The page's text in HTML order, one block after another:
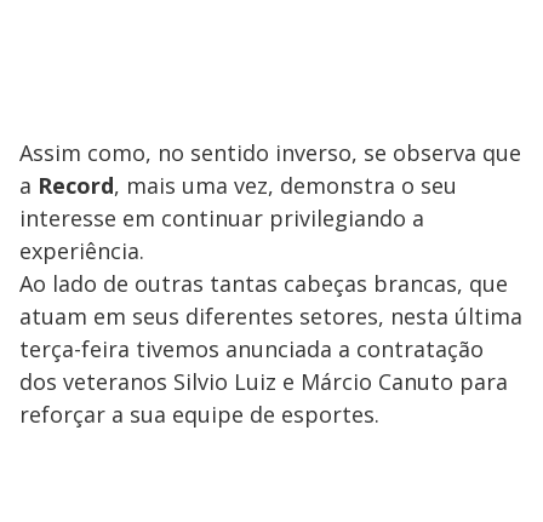
Assim como, no sentido inverso, se observa que
a Record, mais uma vez, demonstra o seu
interesse em continuar privilegiando a
experiência.
Ao lado de outras tantas cabeças brancas, que
atuam em seus diferentes setores, nesta última
terça-feira tivemos anunciada a contratação
dos veteranos Silvio Luiz e Márcio Canuto para
reforçar a sua equipe de esportes.